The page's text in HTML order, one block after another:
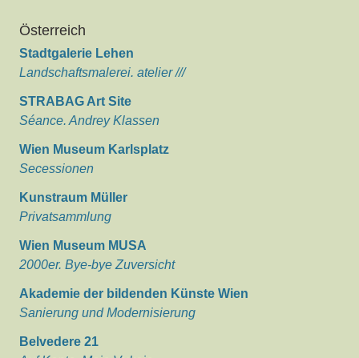
Österreich
Stadtgalerie Lehen
Landschaftsmalerei. atelier ///
STRABAG Art Site
Séance. Andrey Klassen
Wien Museum Karlsplatz
Secessionen
Kunstraum Müller
Privatsammlung
Wien Museum MUSA
2000er. Bye-bye Zuversicht
Akademie der bildenden Künste Wien
Sanierung und Modernisierung
Belvedere 21